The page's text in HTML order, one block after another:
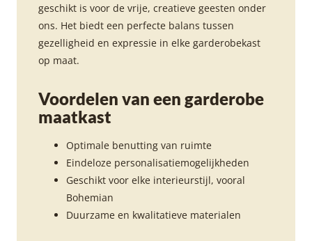
geschikt is voor de vrije, creatieve geesten onder
ons. Het biedt een perfecte balans tussen
gezelligheid en expressie in elke garderobekast
op maat.
Voordelen van een garderobe
maatkast
Optimale benutting van ruimte
Eindeloze personalisatiemogelijkheden
Geschikt voor elke interieurstijl, vooral
Bohemian
Duurzame en kwalitatieve materialen